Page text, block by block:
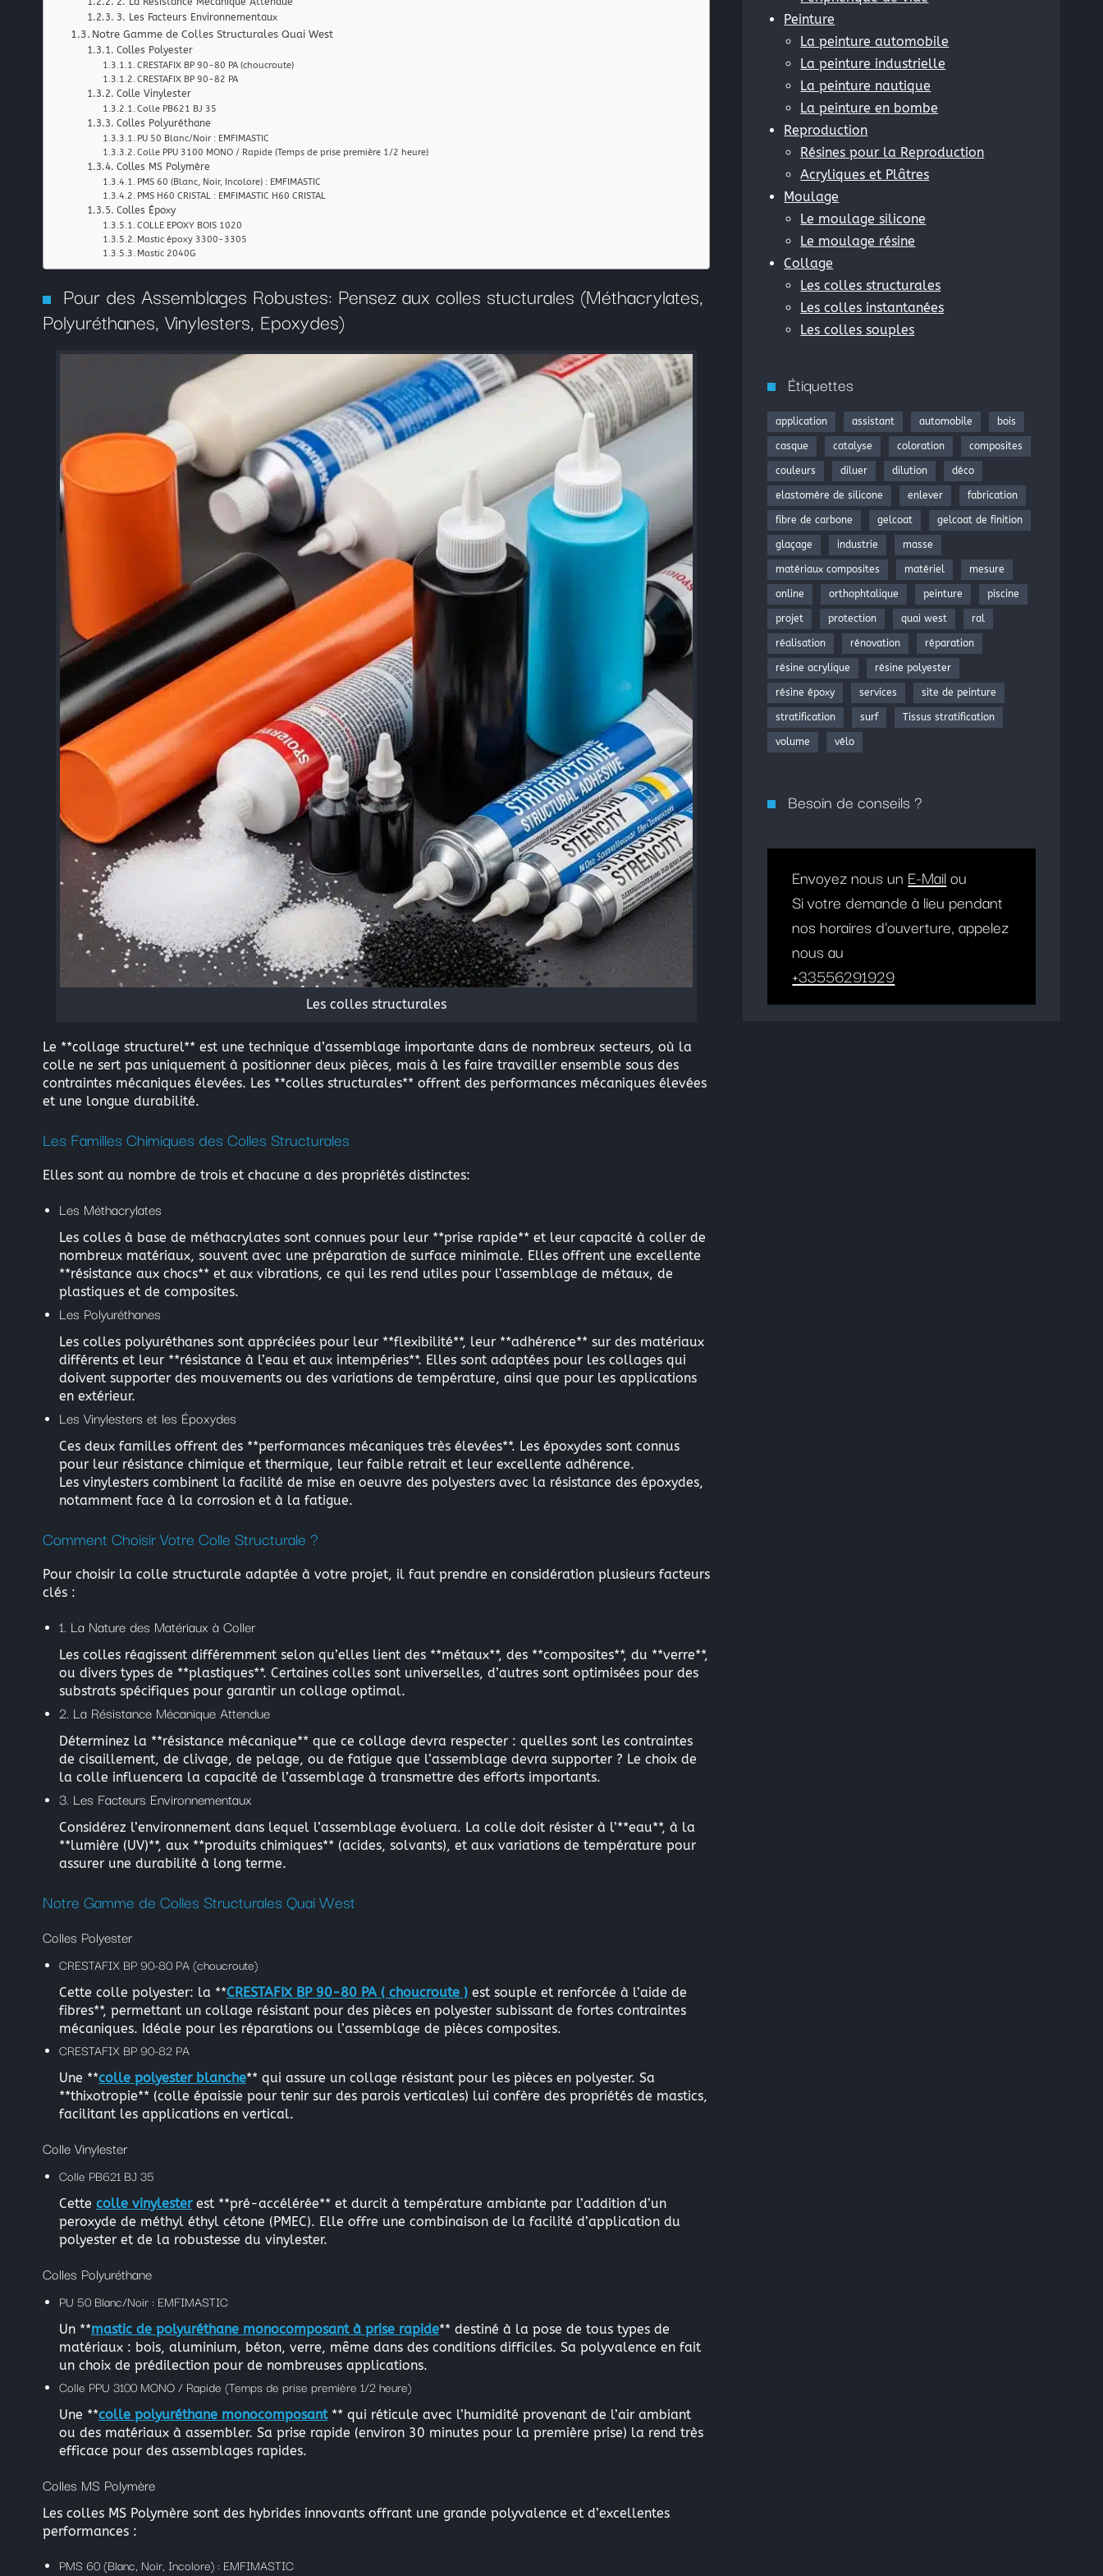
3. Les Facteurs Environnementaux
Notre Gamme de Colles Structurales Quai West
Colles Polyester
CRESTAFIX BP 90-80 PA (choucroute)
CRESTAFIX BP 90-82 PA
Colle Vinylester
Colle PB621 BJ 35
Colles Polyuréthane
PU 50 Blanc/Noir : EMFIMASTIC
Colle PPU 3100 MONO / Rapide (Temps de prise première 1/2 heure)
Colles MS Polymère
PMS 60 (Blanc, Noir, Incolore) : EMFIMASTIC
PMS H60 CRISTAL : EMFIMASTIC H60 CRISTAL
Colles Époxy
COLLE EPOXY BOIS 1020
Mastic époxy 3300-3305
Mastic 2040G
Pour des Assemblages Robustes: Pensez aux colles stucturales (Méthacrylates,
Polyuréthanes, Vinylesters, Epoxydes)
Les colles structurales
Le **collage structurel** est une technique d’assemblage importante dans de nombreux secteurs, où la
colle ne sert pas uniquement à positionner deux pièces, mais à les faire travailler ensemble sous des
contraintes mécaniques élevées. Les **colles structurales** offrent des performances mécaniques élevées
et une longue durabilité.
Les Familles Chimiques des Colles Structurales
Elles sont au nombre de trois et chacune a des propriétés distinctes:
Les Méthacrylates
Les colles à base de méthacrylates sont connues pour leur **prise rapide** et leur capacité à coller de
nombreux matériaux, souvent avec une préparation de surface minimale. Elles offrent une excellente
**résistance aux chocs** et aux vibrations, ce qui les rend utiles pour l’assemblage de métaux, de
plastiques et de composites.
Les Polyuréthanes
Les colles polyuréthanes sont appréciées pour leur **flexibilité**, leur **adhérence** sur des matériaux
différents et leur **résistance à l’eau et aux intempéries**. Elles sont adaptées pour les collages qui
doivent supporter des mouvements ou des variations de température, ainsi que pour les applications
en extérieur.
Les Vinylesters et les Époxydes
Ces deux familles offrent des **performances mécaniques très élevées**. Les époxydes sont connus
pour leur résistance chimique et thermique, leur faible retrait et leur excellente adhérence.
Les vinylesters combinent la facilité de mise en oeuvre des polyesters avec la résistance des époxydes,
notamment face à la corrosion et à la fatigue.
Comment Choisir Votre Colle Structurale ?
Pour choisir la colle structurale adaptée à votre projet, il faut prendre en considération plusieurs facteurs
clés :
1. La Nature des Matériaux à Coller
Les colles réagissent différemment selon qu’elles lient des **métaux**, des **composites**, du **verre**,
ou divers types de **plastiques**. Certaines colles sont universelles, d’autres sont optimisées pour des
substrats spécifiques pour garantir un collage optimal.
2. La Résistance Mécanique Attendue
Déterminez la **résistance mécanique** que ce collage devra respecter : quelles sont les contraintes
de cisaillement, de clivage, de pelage, ou de fatigue que l’assemblage devra supporter ? Le choix de
la colle influencera la capacité de l’assemblage à transmettre des efforts importants.
3. Les Facteurs Environnementaux
Considérez l’environnement dans lequel l’assemblage évoluera. La colle doit résister à l’**eau**, à la
**lumière (UV)**, aux **produits chimiques** (acides, solvants), et aux variations de température pour
assurer une durabilité à long terme.
Notre Gamme de Colles Structurales Quai West
Colles Polyester
CRESTAFIX BP 90-80 PA (choucroute)
Cette colle polyester: la **CRESTAFIX BP 90-80 PA ( choucroute ) est souple et renforcée à l’aide de
fibres**, permettant un collage résistant pour des pièces en polyester subissant de fortes contraintes
mécaniques. Idéale pour les réparations ou l’assemblage de pièces composites.
CRESTAFIX BP 90-82 PA
Une **colle polyester blanche** qui assure un collage résistant pour les pièces en polyester. Sa
**thixotropie** (colle épaissie pour tenir sur des parois verticales) lui confère des propriétés de mastics,
facilitant les applications en vertical.
Colle Vinylester
Colle PB621 BJ 35
Cette colle vinylesterest **pré-accélérée** et durcit à température ambiante par l’addition d’un
peroxyde de méthyl éthyl cétone (PMEC). Elle offre une combinaison de la facilité d’application du
polyester et de la robustesse du vinylester.
Colles Polyuréthane
PU 50 Blanc/Noir : EMFIMASTIC
Un **mastic de polyuréthane monocomposant à prise rapide** destiné à la pose de tous types de
matériaux : bois, aluminium, béton, verre, même dans des conditions difficiles. Sa polyvalence en fait
un choix de prédilection pour de nombreuses applications.
Colle PPU 3100 MONO / Rapide (Temps de prise première 1/2 heure)
Une **colle polyuréthane monocomposant** qui réticule avec l’humidité provenant de l’air ambiant
ou des matériaux à assembler. Sa prise rapide (environ 30 minutes pour la première prise) la rend très
efficace pour des assemblages rapides.
Colles MS Polymère
Les colles MS Polymère sont des hybrides innovants offrant une grande polyvalence et d’excellentes
performances :
PMS 60 (Blanc, Noir, Incolore) : EMFIMASTIC
Peinture
La peinture automobile
La peinture industrielle
La peinture nautique
La peinture en bombe
Reproduction
Résines pour la Reproduction
Acryliques et Plâtres
Moulage
Le moulage silicone
Le moulage résine
Collage
Les colles structurales
Les colles instantanées
Les colles souples
Étiquettes
application assistant automobile bois
casque catalyse coloration composites
couleurs diluer dilution déco
elastomère de silicone enlever fabrication
fibre de carbone gelcoat gelcoat de finition
glaçage industrie masse
matériaux composites matériel mesure
online orthophtalique peinture piscine
projet protection quai west ral
réalisation rénovation réparation
résine acrylique résine polyester
résine époxy services site de peinture
stratification surf Tissus stratification
volume vélo
Besoin de conseils ?
Envoyez nous un E-Mailou
Si votre demande à lieu pendant
nos horaires d'ouverture, appelez
nous au
+33556291929
Résine Polyester ou résine Polyuréthane pour la Reproduction
Les colles structurales: Époxydes, Polyuréthanes, Méthacrylates, Vinylester